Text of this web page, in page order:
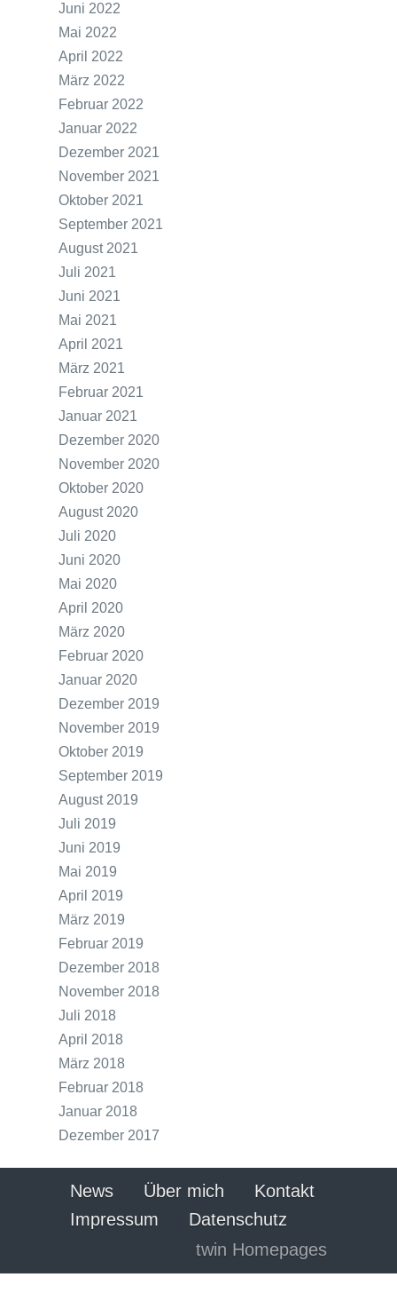
Juni 2022
Mai 2022
April 2022
März 2022
Februar 2022
Januar 2022
Dezember 2021
November 2021
Oktober 2021
September 2021
August 2021
Juli 2021
Juni 2021
Mai 2021
April 2021
März 2021
Februar 2021
Januar 2021
Dezember 2020
November 2020
Oktober 2020
August 2020
Juli 2020
Juni 2020
Mai 2020
April 2020
März 2020
Februar 2020
Januar 2020
Dezember 2019
November 2019
Oktober 2019
September 2019
August 2019
Juli 2019
Juni 2019
Mai 2019
April 2019
März 2019
Februar 2019
Dezember 2018
November 2018
Juli 2018
April 2018
März 2018
Februar 2018
Januar 2018
Dezember 2017
News Über mich
Kontakt
Impressum
Datenschutz
twin Homepages